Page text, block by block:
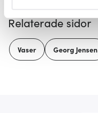
Vi använder cookies för
ska anpassas efter det
gör också att vi kan
Relaterade sidor
Vaser Georg Jensen